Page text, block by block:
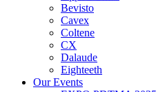
Bevisto
Cavex
Coltene
CX
Dalaude
Eighteeth
Our Events